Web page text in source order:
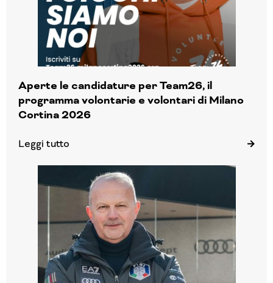
Aperte le candidature per Team26, il
programma volontarie e volontari di Milano
Cortina 2026
Leggi tutto